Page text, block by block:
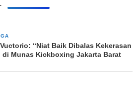
“Niat Baik Dibalas Kekerasan
di Munas Kickboxing Jakarta Barat